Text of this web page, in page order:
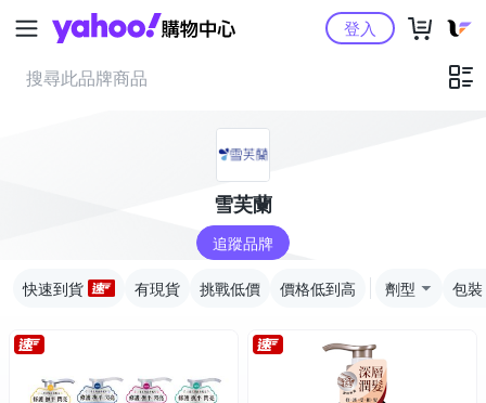
Yahoo購物中心登入
雪芙蘭
追蹤品牌
快速到貨 有現貨 挑戰低價 價格低到高 劑型 包裝